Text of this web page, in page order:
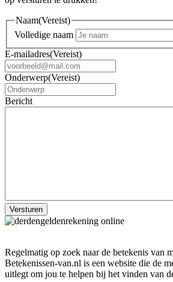
Naam(Vereist)
Volledige naam
E-mailadres(Vereist)
Onderwerp(Vereist)
Bericht
Regelmatig op zoek naar de betekenis van
Betekenissen-van.nl is een website die de
uitlegt om jou te helpen bij het vinden van